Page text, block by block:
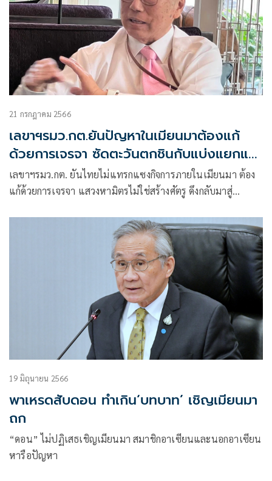
21 กรกฎาคม 2566
เลขาฯรมว.กต.ยันปัญหาในเมียนมาต้องแก้
ด้วยการเจรจา ซัดตะวันตกชินกับแบ่งแยกและ
ปกครอง
เลขาฯรมว.กต. ยันไทยไม่แทรกแซงกิจการภายในเมียนมา ต้อง
แก้ด้วยการเจรจา แสวงหามิตรไม่ใช่สร้างศัตรู ดึงกลับมาสู่
ตะวันตกชินกับนโยบายแบ่งแยกและปกครอง
19 มิถุนายน 2566
พาเหรดสับดอน ทำเกิน‘บทบาท’ เชิญเมียนมา
ถก
“ดอน” ไม่ปฏิเสธเชิญเมียนมา สมาชิกอาเซียนและนอกอาเซียน
หารือปัญหา